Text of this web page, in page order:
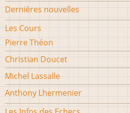
Dernières nouvelles
Les Cours
Pierre Théon
Christian Doucet
Michel Lassalle
Anthony Lhermenier